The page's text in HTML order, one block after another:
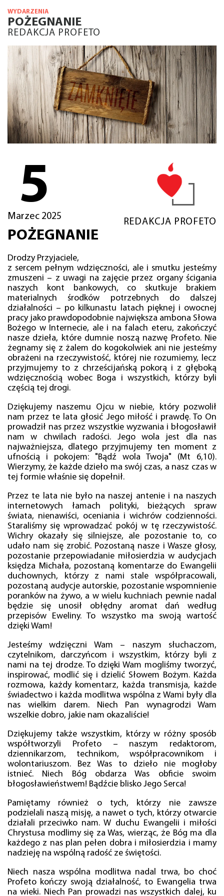
WYDARZENIA
POŻEGNANIE
REDAKCJA PROFETO
5
Marzec 2025
REDAKCJA PROFETO
POŻEGNANIE
Drodzy Przyjaciele,
z sercem pełnym wdzięczności, ale i smutku jesteśmy
zmuszeni – z uwagi na zajęcie przez organy ścigania
naszych kont bankowych, co skutkuje brakiem
materialnych środków potrzebnych do dalszej
działalności – po kilkunastu latach pięknej i owocnej
pracy jako prawdopodobnie największa ambona Słowa
Bożego w Internecie, ale i na falach eteru, zakończyć
nasze dzieła, które dumnie noszą nazwę Profeto. Nie
żegnamy się z żalem do kogokolwiek ani nie jesteśmy
obrażeni na rzeczywistość, której nie rozumiemy, lecz
przyjmujemy to z chrześcijańską pokorą i z głęboką
wdzięcznością wobec Boga i wszystkich, którzy byli
częścią tej drogi.
Dziękujemy naszemu Ojcu w niebie, który pozwolił
nam przez te lata głosić Jego miłość i prawdę. To On
prowadził nas przez wszystkie wyzwania i błogosławił
nam w chwilach radości. Jego wola jest dla nas
najważniejsza, dlatego przyjmujemy ten moment z
ufnością i pokojem: "Bądź wola Twoja" (Mt 6,10).
Wierzymy, że każde dzieło ma swój czas, a nasz czas w
tej formie właśnie się dopełnił.
Przez te lata nie było na naszej antenie i na naszych
internetowych łamach polityki, bieżących spraw
świata, nienawiści, oceniania i wichrów codzienności.
Staraliśmy się wprowadzać pokój w tę rzeczywistość.
Wichry okazały się silniejsze, ale pozostanie to, co
udało nam się zrobić. Pozostaną nasze i Wasze głosy,
pozostanie przepowiadanie miłosierdzia w audycjach
księdza Michała, pozostaną komentarze do Ewangelii
duchownych, którzy z nami stale współpracowali,
pozostaną audycje autorskie, pozostanie wspomnienie
poranków na żywo, a w wielu kuchniach pewnie nadal
będzie się unosił obłędny aromat dań według
przepisów Eweliny. To wszystko ma swoją wartość
dzięki Wam!
Jesteśmy wdzięczni Wam – naszym słuchaczom,
czytelnikom, darczyńcom i wszystkim, którzy byli z
nami na tej drodze. To dzięki Wam mogliśmy tworzyć,
inspirować, modlić się i dzielić Słowem Bożym. Każda
rozmowa, każdy komentarz, każda transmisja, każde
świadectwo i każda modlitwa wspólna z Wami były dla
nas wielkim darem. Niech Pan wynagrodzi Wam
wszelkie dobro, jakie nam okazaliście!
Dziękujemy także wszystkim, którzy w różny sposób
współtworzyli Profeto – naszym redaktorom,
dziennikarzom, technikom, współpracownikom i
wolontariuszom. Bez Was to dzieło nie mogłoby
istnieć. Niech Bóg obdarza Was obficie swoim
błogosławieństwem! Bądźcie blisko Jego Serca!
Pamiętamy również o tych, którzy nie zawsze
podzielali naszą misję, a nawet o tych, którzy otwarcie
działali przeciwko nam. W duchu Ewangelii i miłości
Chrystusa modlimy się za Was, wierząc, że Bóg ma dla
każdego z nas plan pełen dobra i miłosierdzia i mamy
nadzieję na wspólną radość ze świętości.
Niech nasza wspólna modlitwa nadal trwa, bo choć
Profeto kończy swoją działalność, to Ewangelia trwa
na wieki. Niech Pan prowadzi nas wszystkich dalej, ku